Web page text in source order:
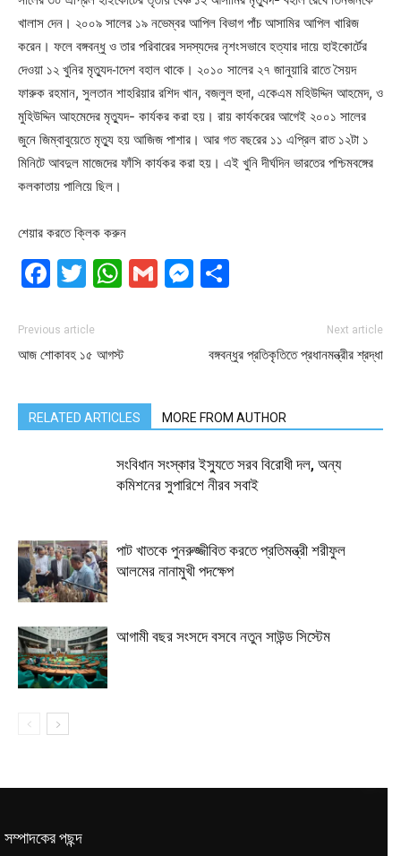
খালাস দেন। ২০০৯ সালের ১৯ নভেম্বর আপিল বিভাগ পাঁচ আসামির আপিল খারিজ
করেন। ফলে বঙ্গবন্ধু ও তার পরিবারের সদস্যদের নৃশংসভাবে হত্যার দায়ে হাইকোর্টের
দেওয়া ১২ খুনির মৃত্যুদ-াদেশ বহাল থাকে। ২০১০ সালের ২৭ জানুয়ারি রাতে সৈয়দ
ফারুক রহমান, সুলতান শাহরিয়ার রশিদ খান, বজলুল হুদা, একেএম মহিউদ্দিন আহমেদ, ও
মুহিউদ্দিন আহমেদের মৃত্যুদ- কার্যকর করা হয়। রায় কার্যকরের আগেই ২০০১ সালের
জুনে জিম্বাবুয়েতে মৃত্যু হয় আজিজ পাশার। আর গত বছরের ১১ এপ্রিল রাত ১২টা ১
মিনিটে আবদুল মাজেদের ফাঁসি কার্যকর করা হয়। এই খুনি দীর্ঘদিন ভারতের পশ্চিমবঙ্গের
কলকাতায় পালিয়ে ছিল।
শেয়ার করতে ক্লিক করুন
Facebook
Twitter
WhatsApp
GmailMessenger
Previous article
আজ শোকাবহ ১৫ আগস্ট
Next article
বঙ্গবন্ধুর প্রতিকৃতিতে প্রধানমন্ত্রীর শ্রদ্ধা
RELATED ARTICLES MORE FROM AUTHOR
সংবিধান সংস্কার ইস্যুতে সরব বিরোধী দল, অন্য
কমিশনের সুপারিশে নীরব সবাই
পাট খাতকে পুনরুজ্জীবিত করতে প্রতিমন্ত্রী শরীফুল
আলমের নানামুখী পদক্ষেপ
আগামী বছর সংসদে বসবে নতুন সাউন্ড সিস্টেম
সম্পাদকের পছন্দ